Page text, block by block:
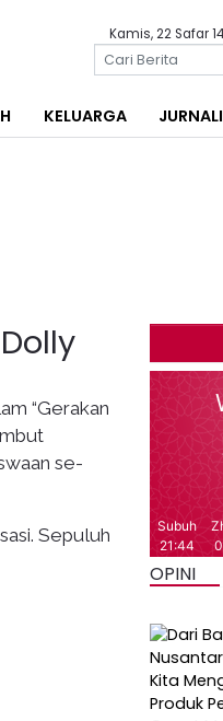
Kamis, 22 Safar
KELUARGA
“Gerakan
se-
Sepuluh
OPINI